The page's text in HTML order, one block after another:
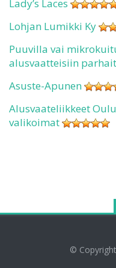
Lady’s Laces
Lohjan Lumikki Ky
Puuvilla vai
alusvaatteisiin
Asuste-Apunen
Alusvaateliikkeet
valikoimat
©